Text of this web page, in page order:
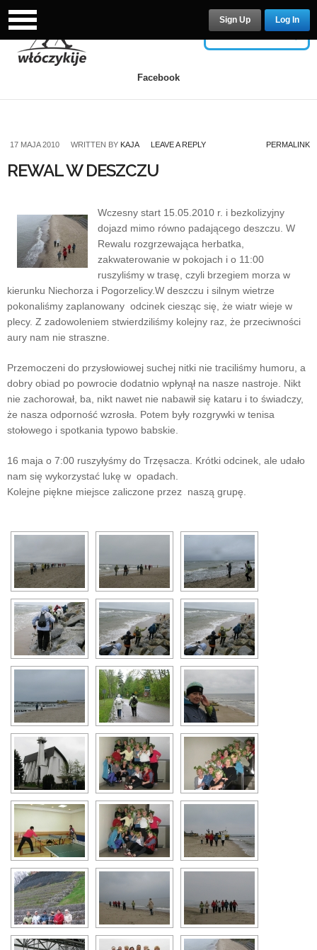
Facebook
Log In
Sign Up
17 MAJA 2010 WRITTEN BY KAJA LEAVE A REPLY PERMALINK
REWAL W DESZCZU
Wczesny start 15.05.2010 r. i bezkolizyjny
dojazd mimo równo padającego deszczu. W
Rewalu rozgrzewająca herbatka,
zakwaterowanie w pokojach i o 11:00
ruszyliśmy w trasę, czyli brzegiem morza w
kierunku Niechorza i Pogorzelicy.W deszczu i silnym wietrze
pokonaliśmy zaplanowany odcinek ciesząc się, że wiatr wieje w
plecy. Z zadowoleniem stwierdziliśmy kolejny raz, że przeciwności
aury nam nie straszne.
Przemoczeni do przysłowiowej suchej nitki nie traciliśmy humoru, a
dobry obiad po powrocie dodatnio wpłynął na nasze nastroje. Nikt
nie zachorował, ba, nikt nawet nie nabawił się kataru i to świadczy,
że nasza odporność wzrosła. Potem były rozgrywki w tenisa
stołowego i spotkania typowo babskie.
16 maja o 7:00 ruszyłyśmy do Trzęsacza. Krótki odcinek, ale udało
nam się wykorzystać lukę w opadach.
Kolejne piękne miejsce zaliczone przez naszą grupę.
Lost your password? Register